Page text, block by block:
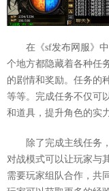
在《sf发布网服》
个地方都隐藏着各种任
的剧情和奖励。任务的
等等。完成任务不仅可
和道具，提升角色的实力
除了完成主线任务
对战模式可以让玩家与
需要玩家组队合作，共